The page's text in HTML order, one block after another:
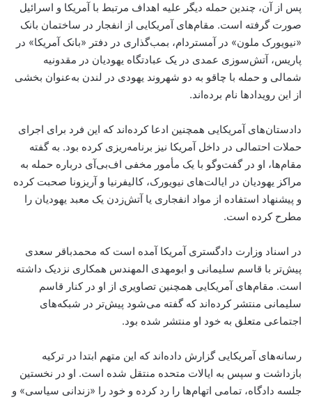
پس از آن، چندین حمله دیگر علیه اهداف مرتبط با آمریکا و اسرائیل
صورت گرفته است. مقام‌های آمریکایی از انفجار در ساختمان بانک
«نیویورک ملون» در آمستردام، بمب‌گذاری در دفتر «بانک آمریکا» در
پاریس، آتش‌سوزی عمدی در یک عبادتگاه یهودیان در مقدونیه
شمالی و حمله با چاقو به دو شهروند یهودی در لندن به‌عنوان بخشی
از این رویدادها نام برده‌اند.
دادستان‌های آمریکایی همچنین ادعا کرده‌اند که این فرد برای اجرای
حملات احتمالی در داخل آمریکا نیز برنامه‌ریزی کرده بود. به گفته
مقام‌ها، او در گفت‌وگو با یک مأمور مخفی اف‌بی‌آی درباره حمله به
مراکز یهودیان در ایالت‌های نیویورک، کالیفرنیا و آریزونا صحبت کرده
و پیشنهاد استفاده از مواد انفجاری یا آتش‌زدن یک معبد یهودیان را
مطرح کرده است.
در اسناد وزارت دادگستری آمریکا آمده است که محمدباقر سعدی
پیش‌تر با قاسم سلیمانی و ابومهدی المهندس همکاری نزدیک داشته
است. مقام‌های آمریکایی همچنین تصاویری از او در کنار قاسم
سلیمانی منتشر کرده‌اند که گفته می‌شود پیش‌تر در شبکه‌های
اجتماعی متعلق به خود او منتشر شده بود.
رسانه‌های آمریکایی گزارش داده‌اند که این متهم ابتدا در ترکیه
بازداشت و سپس به ایالات متحده منتقل شده است. او در نخستین
جلسه دادگاه، تمامی اتهام‌ها را رد کرده و خود را «زندانی سیاسی» و